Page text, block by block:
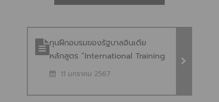
ทุนฝึกอบรมของรัฐบาลอินเดีย
หลักสูตร “International Training
Programme on Sustainable
Integrated Approach” ทุนฝึก
11 มกราคม 2567